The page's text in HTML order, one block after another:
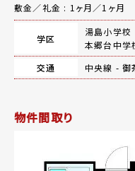
敷金／礼金 : 1ヶ月／1ヶ月
学区
湯島小学校
本郷台中学
交通
中央線 -御
物件間取り